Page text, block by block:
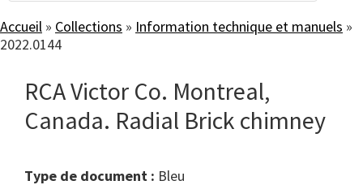
Accueil » Collections » Information technique et manuels »
2022.0144
RCA Victor Co. Montreal,
Canada. Radial Brick chimney
Type de document :
bleu